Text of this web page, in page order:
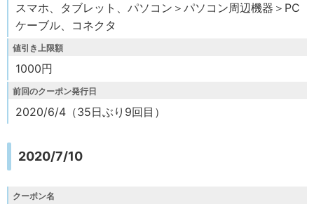
スマホ、タブレット、パソコン＞パソコン周辺機器＞PC
ケーブル、コネクタ
値引き上限額
1000円
前回のクーポン発行日
2020/6/4（35日ぶり9回目）
2020/7/10
クーポン名